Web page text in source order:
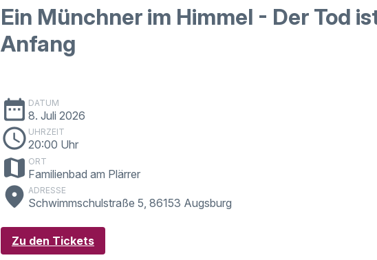
Ein Münchner im Himmel - Der Tod
Anfang
date_range DATUM
8. Juli 2026
schedule UHRZEIT
20:00 Uhr
map ORT
Familienbad am Plärrer
place ADRESSE
Schwimmschulstraße 5, 86153 Augsburg
Zu den Tickets